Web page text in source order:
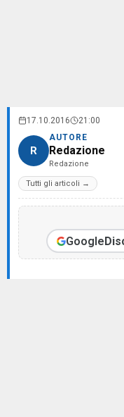
17.10.2016 21:00
R
AUTORE
Redazione
Redazione
Tutti gli articoli →
Google